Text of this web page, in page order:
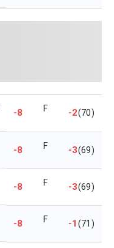
-8 F -2(70)
-8 F -3(69)
-8 F -3(69)
-8 F -1(71)